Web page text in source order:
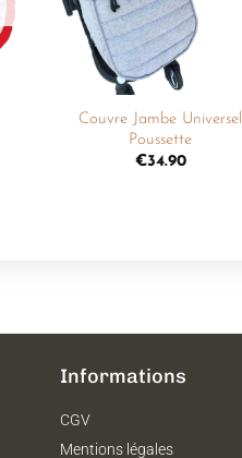
Couvre Jambe Universel
Poussette
€34.90
Informations
CGV
Mentions légales